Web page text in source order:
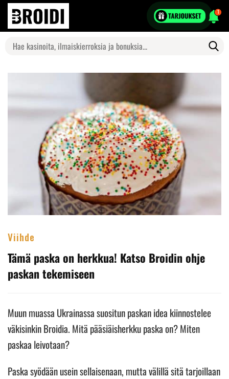
1
Search
Viihde
Tämä paska on herkkua! Katso Broidin ohje
paskan tekemiseen
Muun muassa Ukrainassa suositun paskan idea kiinnostelee
väkisinkin Broidia. Mitä pääsiäisherkku paska on? Miten
paskaa leivotaan?
Paska syödään usein sellaisenaan, mutta välillä sitä tarjoillaan